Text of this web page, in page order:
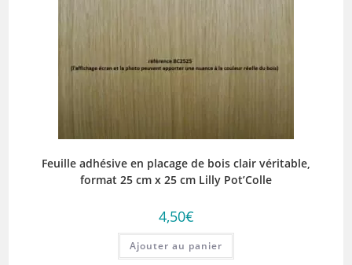
Feuille adhésive en placage de bois clair véritable,
format 25 cm x 25 cm Lilly Pot’Colle
4,50€
Ajouter au panier